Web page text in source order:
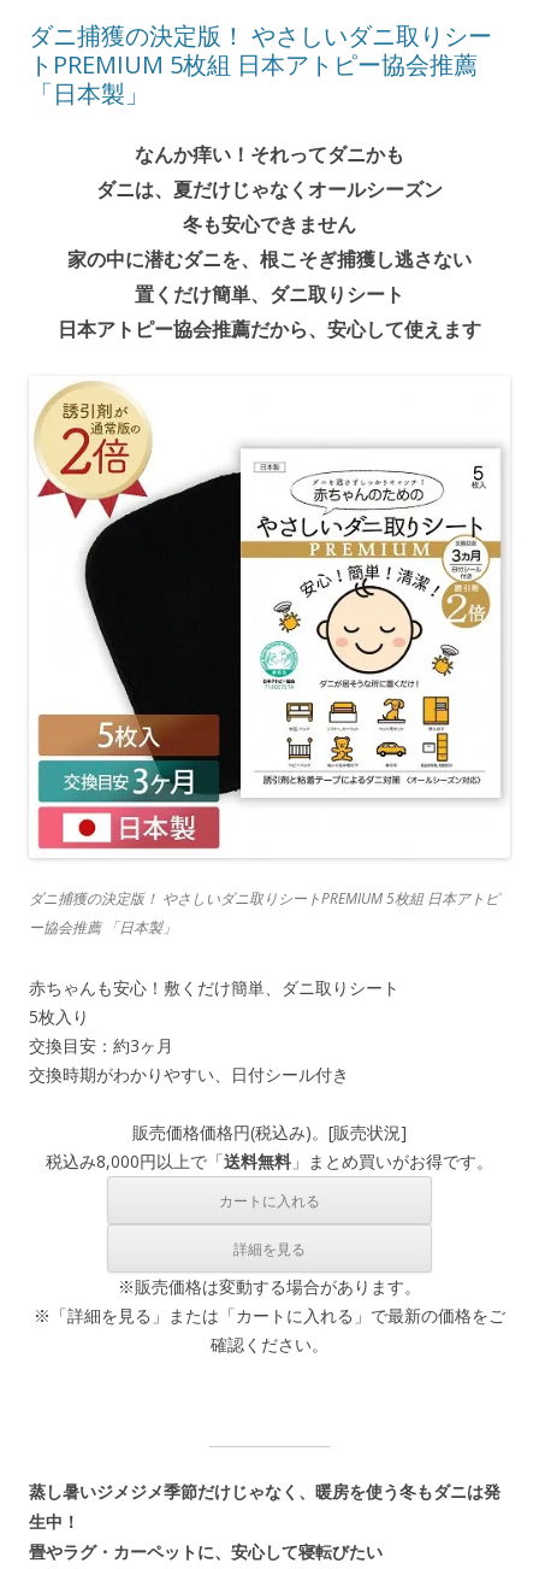
ダニ捕獲の決定版！ やさしいダニ取りシー
トPREMIUM 5枚組 日本アトピー協会推薦
「日本製」
なんか痒い！それってダニかも
ダニは、夏だけじゃなくオールシーズン
冬も安心できません
家の中に潜むダニを、根こそぎ捕獲し逃さない
置くだけ簡単、ダニ取りシート
日本アトピー協会推薦だから、安心して使えます
ダニ捕獲の決定版！ やさしいダニ取りシートPREMIUM 5枚組 日本アトピ
ー協会推薦 「日本製」
赤ちゃんも安心！敷くだけ簡単、ダニ取りシート
5枚入り
交換目安：約3ヶ月
交換時期がわかりやすい、日付シール付き
販売価格価格円(税込み)。[販売状況]
税込み8,000円以上で「送料無料 」まとめ買いがお得です。
※販売価格は変動する場合があります。
※「詳細を見る」または「カートに入れる」で最新の価格をご
確認ください。
蒸し暑いジメジメ季節だけじゃなく、暖房を使う冬もダニは発
生中！
畳やラグ・カーペットに、安心して寝転びたい